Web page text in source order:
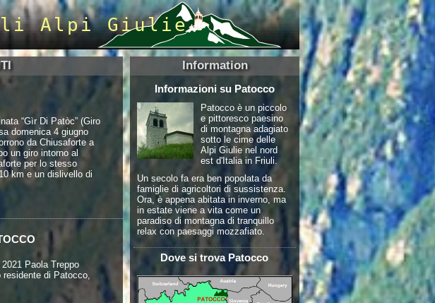
Alpi Giulie
“Gìr Di Patòc” (Giro
domenica 4 giugno
da Chiusaforte a
un giro intorno al
per lo stesso
km e un dislivello di
2021 Paola Treppo
residente di Patocco,
Information
Informazioni su Patocco
Patocco è un piccolo
e pittoresco paesino
di montagna adagiato
sotto le cime delle
Alpi Giulie nel nord
est d'Italia in Friuli.
Un secolo fa era ben popolata da
famiglie di agricoltori di sussistenza.
Ora, è appena abitata in inverno, ma
in estate viene a vita come un
paradiso di montagna di tranquillo
relax con paesaggi mozzafiato.
Dove si trova Patocco